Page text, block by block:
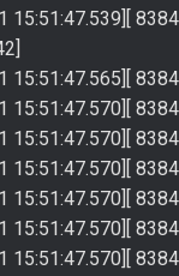
15:51:47.539][
15:51:47.565][
15:51:47.570][
15:51:47.570][
15:51:47.570][
15:51:47.570][
15:51:47.570][
15:51:47.570][